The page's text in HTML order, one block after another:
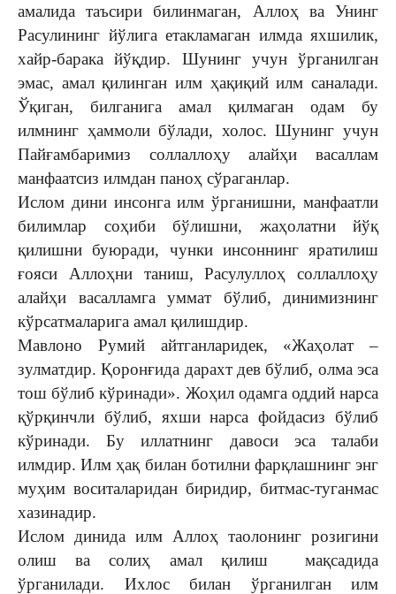
амалида таъсири билинмаган, Аллоҳ ва Унинг
Расулининг йўлига етакламаган илмда яхшилик,
хайр-барака йўқдир. Шунинг учун ўрганилган
эмас, амал қилинган илм ҳақиқий илм саналади.
Ўқиган, билганига амал қилмаган одам бу
илмнинг ҳаммоли бўлади, холос. Шунинг учун
Пайғамбаримиз соллаллоҳу алайҳи васаллам
манфаатсиз илмдан паноҳ сўраганлар.
Ислом дини инсонга илм ўрганишни, манфаатли
билимлар соҳиби бўлишни, жаҳолатни йўқ
қилишни буюради, чунки инсоннинг яратилиш
ғояси Аллоҳни таниш, Расулуллоҳ соллаллоҳу
алайҳи васалламга уммат бўлиб, динимизнинг
кўрсатмаларига амал қилишдир.
Мавлоно Румий айтганларидек, «Жаҳолат –
зулматдир. Қоронғида дарахт дев бўлиб, олма эса
тош бўлиб кўринади». Жоҳил одамга оддий нарса
қўрқинчли бўлиб, яхши нарса фойдасиз бўлиб
кўринади. Бу иллатнинг давоси эса талаби
илмдир. Илм ҳақ билан ботилни фарқлашнинг энг
муҳим воситаларидан биридир, битмас-туганмас
хазинадир.
Ислом динида илм Аллоҳ таолонинг розигини
олиш ва солиҳ амал қилиш мақсадида
ўрганилади. Ихлос билан ўрганилган илм